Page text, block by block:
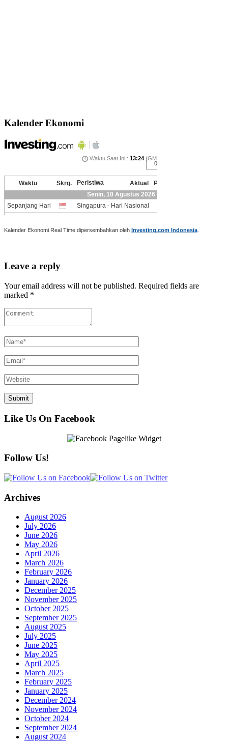
Kalender Ekonomi
Kalender Ekonomi Real Time dipersembahkan oleh Investing.com Indonesia
Leave a reply
Your email address will not be published. Required fields are
marked *
Like Us On Facebook
Follow Us!
Archives
August 2026
July 2026
June 2026
May 2026
April 2026
March 2026
February 2026
January 2026
December 2025
November 2025
October 2025
September 2025
August 2025
July 2025
June 2025
May 2025
April 2025
March 2025
February 2025
January 2025
December 2024
November 2024
October 2024
September 2024
August 2024